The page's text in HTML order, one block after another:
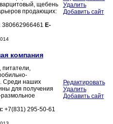
щебень
продающих:
380662966461 E-
Удалить
Добавить сайт
компания
питатели,
Среди наших
для получения
+7(831) 295-50-61
Редактировать
Удалить
Добавить сайт